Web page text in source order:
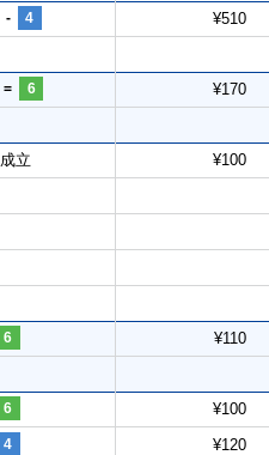
- 4 ¥510
= 6 ¥170
立 ¥100
6 ¥110
6 ¥100
4 ¥120